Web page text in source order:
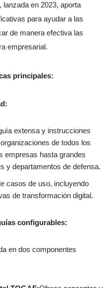
en 2023, aporta
para ayudar a las
de manera efectiva las
empresarial.
principales:
extensa y instrucciones
de todos los
empresas hasta grandes
y departamentos de defensa.
casos de uso, incluyendo
de transformación digital.
configurables:
en dos componentes